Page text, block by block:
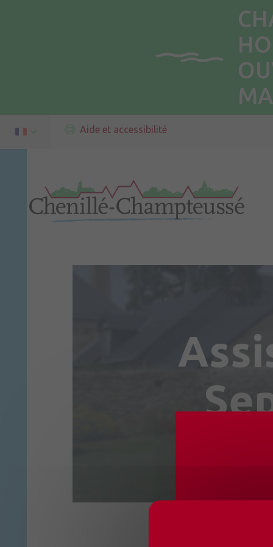
Aide et accessibilité